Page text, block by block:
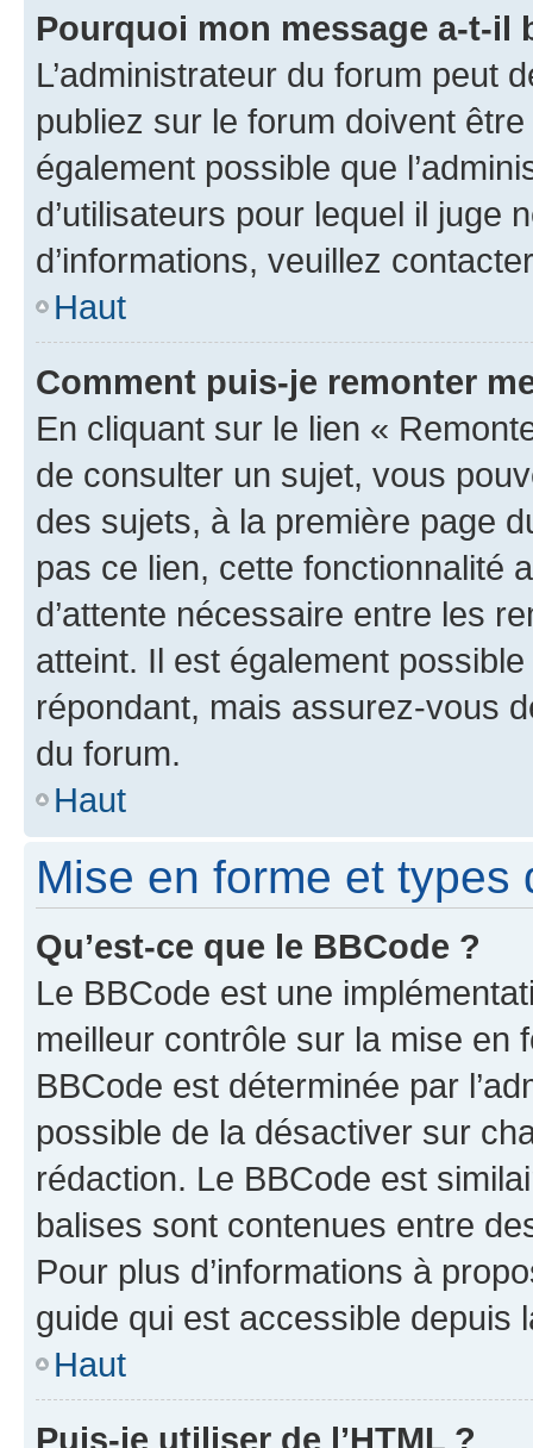
Pourquoi mon message a-t-il
L’administrateur du forum peut
publiez sur le forum doivent
également possible que
d’utilisateurs pour lequel il juge
d’informations, veuillez
Haut
Comment puis-je remonter
En cliquant sur le lien «
de consulter un sujet, vous
des sujets, à la première page
pas ce lien, cette fonctionnalité
d’attente nécessaire entre les
atteint. Il est également
répondant, mais assurez-vous
du forum.
Haut
Mise en forme et types
Qu’est-ce que le BBCode ?
Le BBCode est une
meilleur contrôle sur la mise en
BBCode est déterminée par
possible de la désactiver sur
rédaction. Le BBCode est
balises sont contenues entre
Pour plus d’informations à
guide qui est accessible depuis
Haut
Puis-je utiliser de l’HTML ?